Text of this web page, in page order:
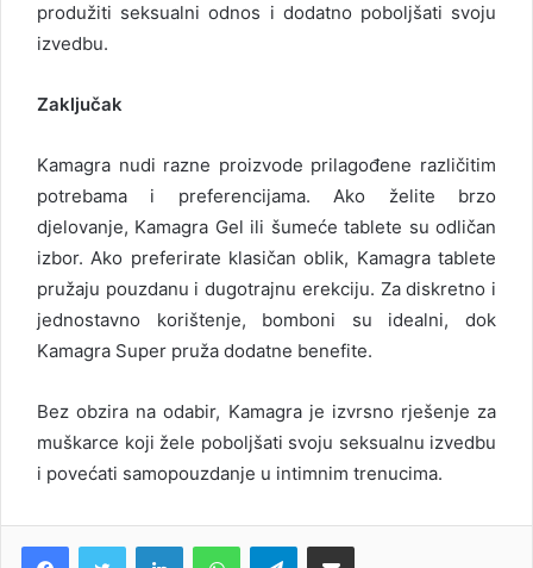
produžiti seksualni odnos i dodatno poboljšati svoju
izvedbu.
Zaključak
Kamagra nudi razne proizvode prilagođene različitim
potrebama i preferencijama. Ako želite brzo
djelovanje, Kamagra Gel ili šumeće tablete su odličan
izbor. Ako preferirate klasičan oblik, Kamagra tablete
pružaju pouzdanu i dugotrajnu erekciju. Za diskretno i
jednostavno korištenje, bomboni su idealni, dok
Kamagra Super pruža dodatne benefite.
Bez obzira na odabir, Kamagra je izvrsno rješenje za
muškarce koji žele poboljšati svoju seksualnu izvedbu
i povećati samopouzdanje u intimnim trenucima.
LinkedInWhatsAppTelegramShare via Email